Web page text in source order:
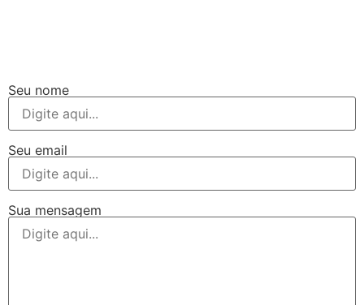
Seu nome
Seu email
Sua mensagem